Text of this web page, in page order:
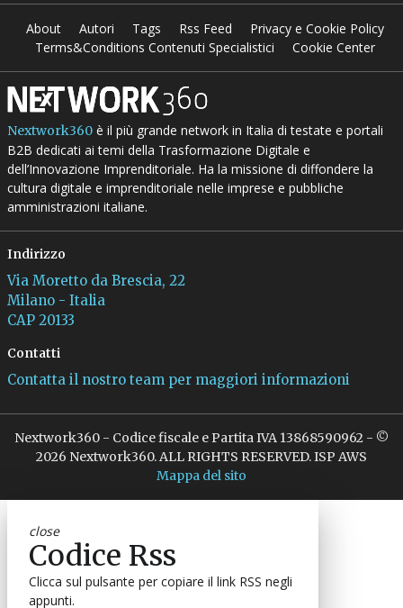
About Autori Tags Rss Feed
Privacy e Cookie Policy
Terms&Conditions Contenuti Specialistici
Cookie Center
Nextwork360è il più grande network in Italia di testate e portali
B2B dedicati ai temi della Trasformazione Digitale e
dell’Innovazione Imprenditoriale. Ha la missione di diffondere la
cultura digitale e imprenditoriale nelle imprese e pubbliche
amministrazioni italiane.
Indirizzo
Via Moretto da Brescia, 22
Milano - Italia
CAP 20133
Contatti
Contatta il nostro team per maggiori informazioni
Nextwork360 - Codice fiscale e Partita IVA 13868590962 - ©
2026 Nextwork360. ALL RIGHTS RESERVED. ISP AWS
Mappa del sito
close
Codice Rss
Clicca sul pulsante per copiare il link RSS negli
appunti.